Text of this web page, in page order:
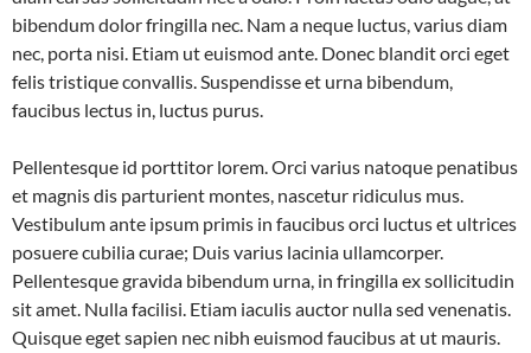
bibendum dolor fringilla nec. Nam a neque luctus, varius diam
nec, porta nisi. Etiam ut euismod ante. Donec blandit orci eget
felis tristique convallis. Suspendisse et urna bibendum,
faucibus lectus in, luctus purus.
Pellentesque id porttitor lorem. Orci varius natoque penatibus
et magnis dis parturient montes, nascetur ridiculus mus.
Vestibulum ante ipsum primis in faucibus orci luctus et ultrices
posuere cubilia curae; Duis varius lacinia ullamcorper.
Pellentesque gravida bibendum urna, in fringilla ex sollicitudin
sit amet. Nulla facilisi. Etiam iaculis auctor nulla sed venenatis.
Quisque eget sapien nec nibh euismod faucibus at ut mauris.